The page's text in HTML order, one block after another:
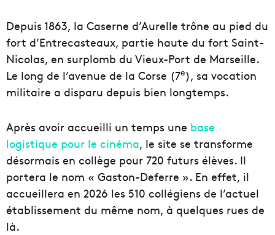
Depuis 1863, la Caserne d’Aurelle trône au pied du
fort d’Entrecasteaux, partie haute du fort Saint-
Nicolas, en surplomb du Vieux-Port de Marseille.
Le long de l’avenue de la Corse (7e), sa vocation
militaire a disparu depuis bien longtemps.
Après avoir accueilli un temps une base
logistique pour le cinéma, le site se transforme
désormais en collège pour 720 futurs élèves. Il
portera le nom « Gaston-Deferre ». En effet, il
accueillera en 2026 les 510 collégiens de l’actuel
établissement du même nom, à quelques rues de
là.